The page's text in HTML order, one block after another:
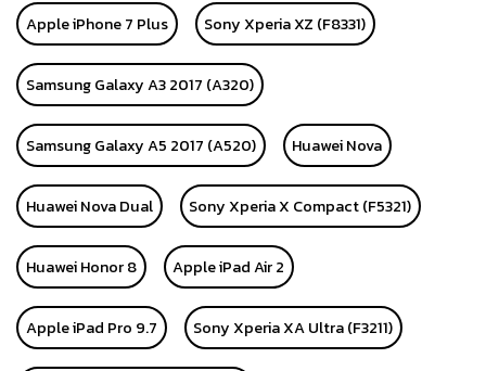
Apple iPhone 7 Plus Sony Xperia XZ (F8331)
Samsung Galaxy A3 2017 (A320)
Samsung Galaxy A5 2017 (A520) Huawei Nova
Huawei Nova Dual Sony Xperia X Compact (F5321)
Huawei Honor 8 Apple iPad Air 2
Apple iPad Pro 9.7 Sony Xperia XA Ultra (F3211)